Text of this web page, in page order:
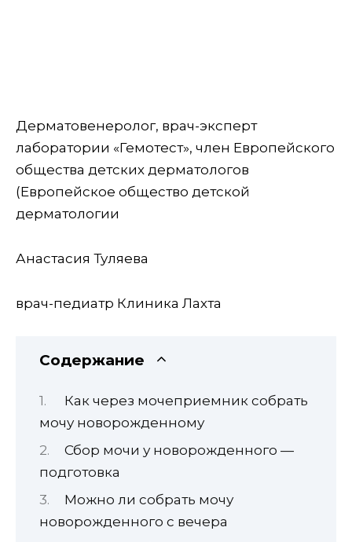
Дерматовенеролог, врач-эксперт
лаборатории «Гемотест», член Европейского
общества детских дерматологов
(Европейское общество детской
дерматологии
Анастасия Туляева
врач-педиатр Клиника Лахта
Содержание
Как через мочеприемник собрать
мочу новорожденному
Сбор мочи у новорожденного —
подготовка
Можно ли собрать мочу
новорожденного с вечера